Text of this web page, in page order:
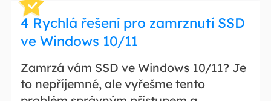
4 Rychlá řešení pro zamrznutí SSD
ve Windows 10/11
Zamrzá vám SSD ve Windows 10/11? Je
to nepříjemné, ale vyřešme tento